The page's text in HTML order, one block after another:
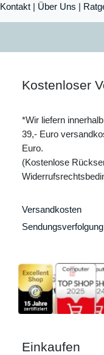
Kontakt | Über Uns |
Kostenloser
*Wir liefern
39,- Euro
Euro.
(Kostenlose
Versandkosten
Sendungsverfolgung
Einkaufen